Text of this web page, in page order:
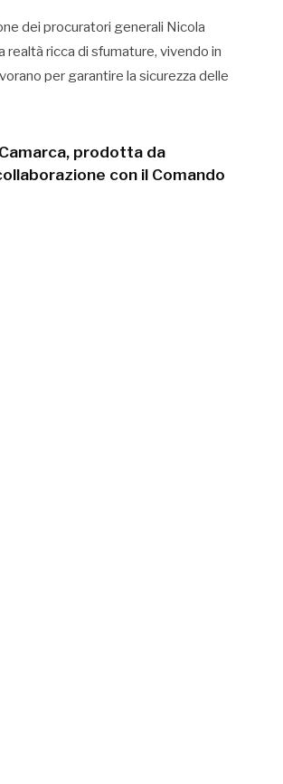
dei procuratori generali Nicola
ricca di sfumature, vivendo in
per garantire la sicurezza delle
prodotta da
con il Comando